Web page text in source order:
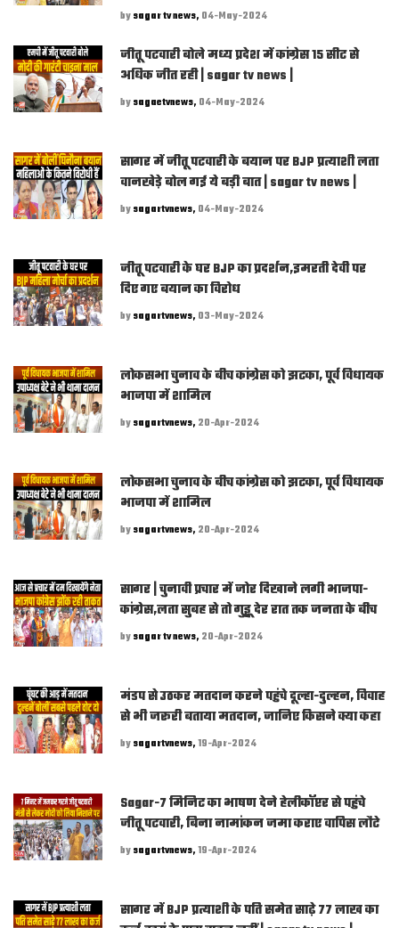
bysagar tv news, 04-May-2024
जीतू पटवारी बोले मध्य प्रदेश में कांग्रेस 15 सीट से
अधिक जीत रही | sagar tv news |
bysagaetvnews, 04-May-2024
सागर में जीतू पटवारी के बयान पर BJP प्रत्याशी लता
वानखेड़े बोल गई ये बड़ी बात | sagar tv news |
bysagartvnews, 04-May-2024
जीतू पटवारी के घर BJP का प्रदर्शन,इमरती देवी पर
दिए गए बयान का विरोध
bysagartvnews, 03-May-2024
लोकसभा चुनाव के बीच कांग्रेस को झटका, पूर्व विधायक
भाजपा में शामिल
bysagartvnews, 20-Apr-2024
लोकसभा चुनाव के बीच कांग्रेस को झटका, पूर्व विधायक
भाजपा में शामिल
bysagartvnews, 20-Apr-2024
सागर | चुनावी प्रचार में जोर दिखाने लगी भाजपा-
कांग्रेस,लता सुबह से तो गुड्डू देर रात तक जनता के बीच
bysagar tv news, 20-Apr-2024
मंडप से उठकर मतदान करने पहुंचे दूल्हा-दुल्हन, विवाह
से भी जरूरी बताया मतदान, जानिए किसने क्या कहा
bysagartvnews,19-Apr-2024
Sagar-7 मिनिट का भाषण देने हेलीकॉप्टर से पहुंचे
जीतू पटवारी, बिना नामांकन जमा कराए वापिस लौटे
bysagartvnews,19-Apr-2024
सागर में BJP प्रत्याशी के पति समेत साढ़े 77 लाख का